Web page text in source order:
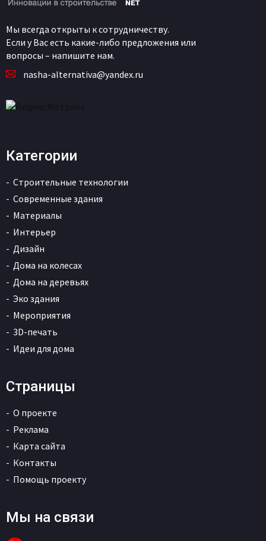
Мы всегда открыты к сотрудничеству.
Если у Вас есть какие-либо предложения или
вопросы – напишите нам.
nasha-alternativa@yandex.ru
Категории
Строительные технологии
Современные здания
Материалы
Интерьер
Дизайн
Дома на колесах
Дома на деревьях
Эко здания
Мероприятия
3D-печать
Идеи для дома
Страницы
О проекте
Реклама
Карта сайта
Контакты
Помощь проекту
Мы на связи